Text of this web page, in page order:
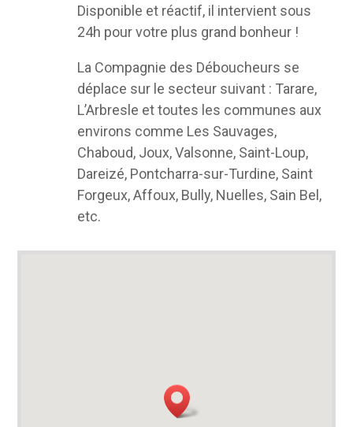
Disponible et réactif, il intervient sous
24h pour votre plus grand bonheur !
La Compagnie des Déboucheurs se
déplace sur le secteur suivant : Tarare,
L’Arbresle et toutes les communes aux
environs comme Les Sauvages,
Chaboud, Joux, Valsonne, Saint-Loup,
Dareizé, Pontcharra-sur-Turdine, Saint
Forgeux, Affoux, Bully, Nuelles, Sain Bel,
etc.